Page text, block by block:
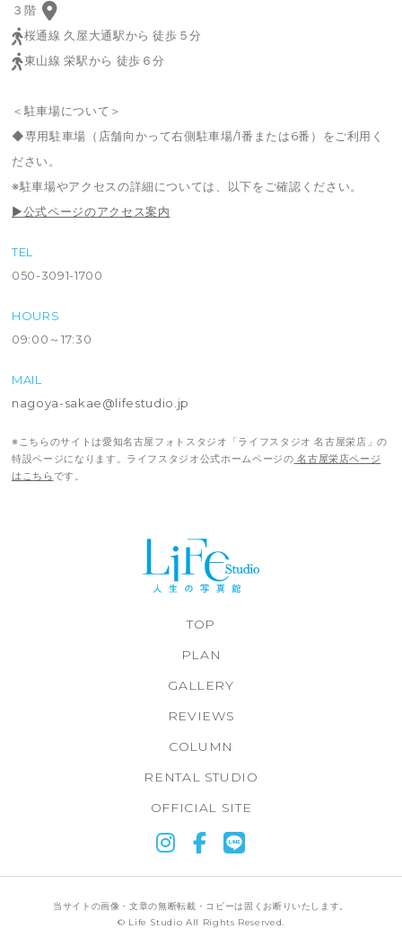
３階
桜通線 久屋大通駅から 徒歩５分
東山線 栄駅から 徒歩６分
＜駐車場について＞
◆専用駐車場（店舗向かって右側駐車場/1番または6番）をご利用く
ださい。
※駐車場やアクセスの詳細については、以下をご確認ください。
▶公式ページのアクセス案内
TEL
050-3091-1700
HOURS
09:00～17:30
MAIL
nagoya-sakae@lifestudio.jp
※こちらのサイトは愛知名古屋フォトスタジオ「ライフスタジオ 名古屋栄店」の
特設ページになります。ライフスタジオ公式ホームページの 名古屋栄店ページ
はこちら です。
TOP
PLAN
GALLERY
REVIEWS
COLUMN
RENTAL STUDIO
OFFICIAL SITE
当サイトの画像・文章の無断転載・コピーは固くお断りいたします。
© Life Studio All Rights Reserved.